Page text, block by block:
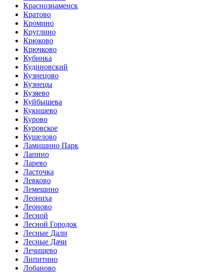
Краснознаменск
Кратово
Кромино
Круглино
Крюково
Крючково
Кубинка
Кудиновский
Кузнецово
Кузнецы
Кузяево
Куйбышева
Кукишево
Курово
Куровское
Кушелово
Ламишино Парк
Лапино
Ларево
Ласточка
Левково
Лемешино
Леониха
Леоново
Лесной
Лесной Городок
Лесные Дали
Лесные Дачи
Лечищево
Липитино
Лобаново